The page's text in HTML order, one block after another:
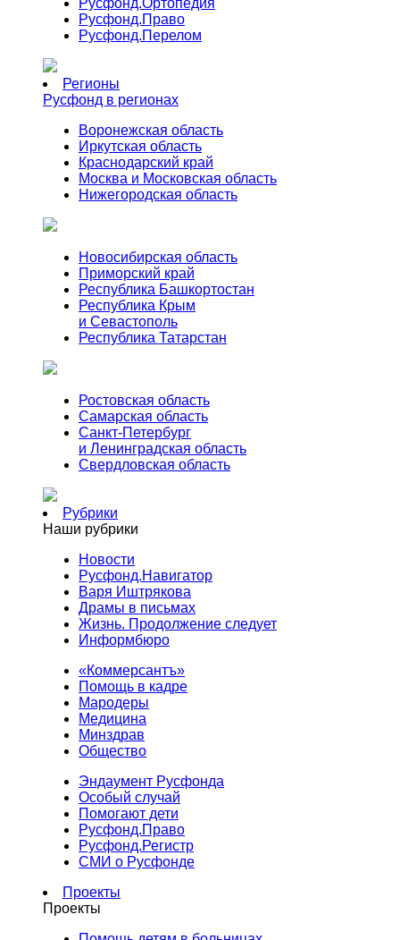
Русфонд.Ортопедия
Русфонд.Право
Русфонд.Перелом
Регионы
Русфонд в регионах
Воронежская область
Иркутская область
Краснодарский край
Москва и Московская область
Нижегородская область
Новосибирская область
Приморский край
Республика Башкортостан
Республика Крым
и Севастополь
Республика Татарстан
Ростовская область
Самарская область
Санкт-Петербург
и Ленинградская область
Свердловская область
Рубрики
Наши рубрики
Новости
Русфонд.Навигатор
Варя Иштрякова
Драмы в письмах
Жизнь. Продолжение следует
Информбюро
«Коммерсантъ»
Помощь в кадре
Мародеры
Медицина
Минздрав
Общество
Эндаумент Русфонда
Особый случай
Помогают дети
Русфонд.Право
Русфонд.Регистр
СМИ о Русфонде
Проекты
Проекты